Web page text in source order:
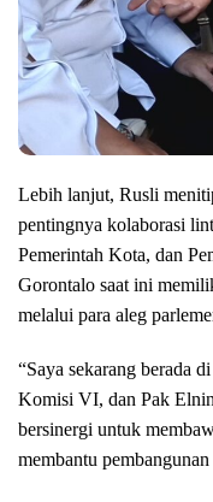
Lebih lanjut, Rusli
pentingnya kolaborasi
Pemerintah Kota, dan
Gorontalo saat ini
melalui para aleg
“Saya sekarang berada
Komisi VI, dan Pak
bersinergi untuk
membantu